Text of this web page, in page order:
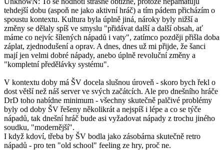
tehdejší dobu (aspoň ne jako aktivní hráč) a tím pádem přicházím o
spoustu kontextu. Kultura byla úplně jiná, nároky byly nižší a
změny se dělaly spíš ve smyslu "přidávat další a další obsah, ať
máme co nejvíc šílených nápadů i vaty", zatímco později přišla doba
záplat, zjednodušení a oprav. A dnes, dnes už mi přijde, že šanci
mají jen velmi dobré nápady, anebo úplně revoluční změny a
"kompletní předělávky systému".
V kontextu doby má ŠV docela slušnou úroveň - skoro bych řekl o
dost větší než náš server ve svých začátcích. Ale pro dnešního hráče
DrD toho nabídne minimum - všechny skutečně palčivé problémy
byly od doby ŠV řešeny několikrát a nejspíš i lépe a co se týče
nápadů, tak dnešní hráč bude asi vyžadovat nápady z trochu jiného
soudku, "modernější".
I když kdoví, třeba by ŠV bodla jako zásobárna skutečně retro
nápadů - pro ten "old school" feeling ze hry, proč ne.